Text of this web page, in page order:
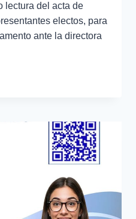
lectura del acta de
electos, para
ante la directora